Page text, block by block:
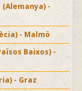
(Alemanya) -
- Malmö
Baixos) -
- Graz